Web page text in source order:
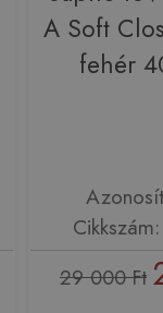
A Soft
fehér
29 000 Ft